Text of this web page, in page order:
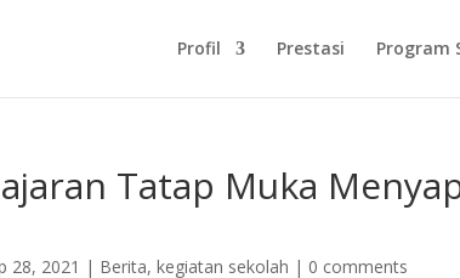
Profil Prestasi Program
Tatap Muka
28, 2021 | Berita,kegiatan sekolah | 0 comments